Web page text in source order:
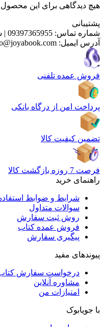
هیچ دیدگاهی برای این
پشتیبانی
شماره تماس: 09397365955
|
آدرس ایمیل:
فروش عمده تلفنی
پرداخت امن از درگاه بانکی
تضمین کیفیت کالا
فرصت 7 روزه بازگشت کالا
راهنمای خرید
شرایط و ضوابط
سوالات متداول
روش ثبت سفارش
فروش عمده کتاب
پیگیری سفارش
پیوندهای مفید
درخواست سفارش
مشاوره آنلاین
امتیازات من
با جویابوک